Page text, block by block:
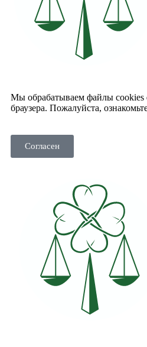
Мы обрабатываем файлы cookies
браузера. Пожалуйста,
Согласен